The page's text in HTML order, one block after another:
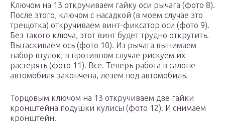
Ключом на 13 откручиваем гайку оси рычага (фото 8).
После этого, ключом с насадкой (в моем случае это
трещотка) откручиваем винт-фиксатор оси (фото 9).
Без такого ключа, этот винт будет трудно открутить.
Вытаскиваем ось (фото 10). Из рычага вынимаем
набор втулок, в противном случае рискуем их
растерять (фото 11). Все. Теперь работа в салоне
автомобиля закончена, лезем под автомобиль.
Торцовым ключом на 13 откручиваем две гайки
кронштейна подушки кулисы (фото 12). И снимаем
кронштейн.